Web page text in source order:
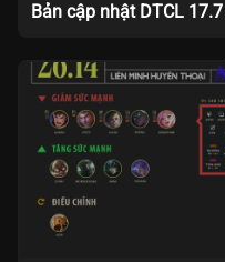
Bản cập nhật DTCL